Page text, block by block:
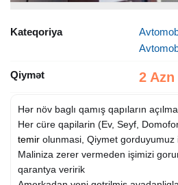
Kateqoriya
Qiymət 2 Azn
Hər növ baglı qamış qapıların
Her cüre qapilarin (Ev, Seyf,
temir olunmasi, Qiymet gorduyumuz
Maliniza zerer vermeden işimizi
qarantya veririk